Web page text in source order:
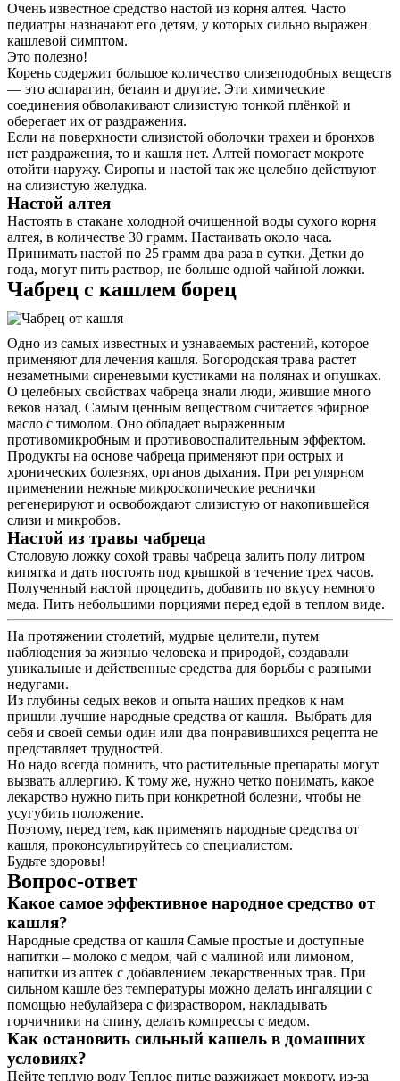
Очень известное средство настой из корня алтея. Часто
педиатры назначают его детям, у которых сильно выражен
кашлевой симптом.
Это полезно!
Корень содержит большое количество слизеподобных веществ
— это аспарагин, бетаин и другие. Эти химические
соединения обволакивают слизистую тонкой плёнкой и
оберегает их от раздражения.
Если на поверхности слизистой оболочки трахеи и бронхов
нет раздражения, то и кашля нет. Алтей помогает мокроте
отойти наружу. Сиропы и настой так же целебно действуют
на слизистую желудка.
Настой алтея
Настоять в стакане холодной очищенной воды сухого корня
алтея, в количестве 30 грамм. Настаивать около часа.
Принимать настой по 25 грамм два раза в сутки. Детки до
года, могут пить раствор, не больше одной чайной ложки.
Чабрец с кашлем борец
Одно из самых известных и узнаваемых растений, которое
применяют для лечения кашля. Богородская трава растет
незаметными сиреневыми кустиками на полянах и опушках.
О целебных свойствах чабреца знали люди, жившие много
веков назад. Самым ценным веществом считается эфирное
масло с тимолом. Оно обладает выраженным
противомикробным и противовоспалительным эффектом.
Продукты на основе чабреца применяют при острых и
хронических болезнях, органов дыхания. При регулярном
применении нежные микроскопические реснички
регенерируют и освобождают слизистую от накопившейся
слизи и микробов.
Настой из травы чабреца
Столовую ложку сохой травы чабреца залить полу литром
кипятка и дать постоять под крышкой в течение трех часов.
Полученный настой процедить, добавить по вкусу немного
меда. Пить небольшими порциями перед едой в теплом виде.
На протяжении столетий, мудрые целители, путем
наблюдения за жизнью человека и природой, создавали
уникальные и действенные средства для борьбы с разными
недугами.
Из глубины седых веков и опыта наших предков к нам
пришли лучшие народные средства от кашля. Выбрать для
себя и своей семьи один или два понравившихся рецепта не
представляет трудностей.
Но надо всегда помнить, что растительные препараты могут
вызвать аллергию. К тому же, нужно четко понимать, какое
лекарство нужно пить при конкретной болезни, чтобы не
усугубить положение.
Поэтому, перед тем, как применять народные средства от
кашля, проконсультируйтесь со специалистом.
Будьте здоровы!
Вопрос-ответ
Какое самое эффективное народное средство от
кашля?
Народные средства от кашля Самые простые и доступные
напитки – молоко с медом, чай с малиной или лимоном,
напитки из аптек с добавлением лекарственных трав. При
сильном кашле без температуры можно делать ингаляции с
помощью небулайзера с физраствором, накладывать
горчичники на спину, делать компрессы с медом.
Как остановить сильный кашель в домашних
условиях?
Пейте теплую воду Теплое питье разжижает мокроту, из-за